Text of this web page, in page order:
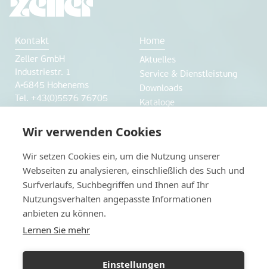
Wir verwenden Cookies
Wir setzen Cookies ein, um die Nutzung unserer
Webseiten zu analysieren, einschließlich des Such und
Surfverlaufs, Suchbegriffen und Ihnen auf Ihr
Nutzungsverhalten angepasste Informationen
anbieten zu können.
Lernen Sie mehr
Einstellungen
Kontakt
Zeller GmbH
Industriestr. 1
A-6845 Hohenems
Tel. +43(0)5576 76705
Home
Aktuelles
Service & Dienstleistung
Downloads
Kataloge
Unternehmen
über uns
Anfahrt und Öffnungszeiten
Karriere
Herstellerverzeichnis
Webshop